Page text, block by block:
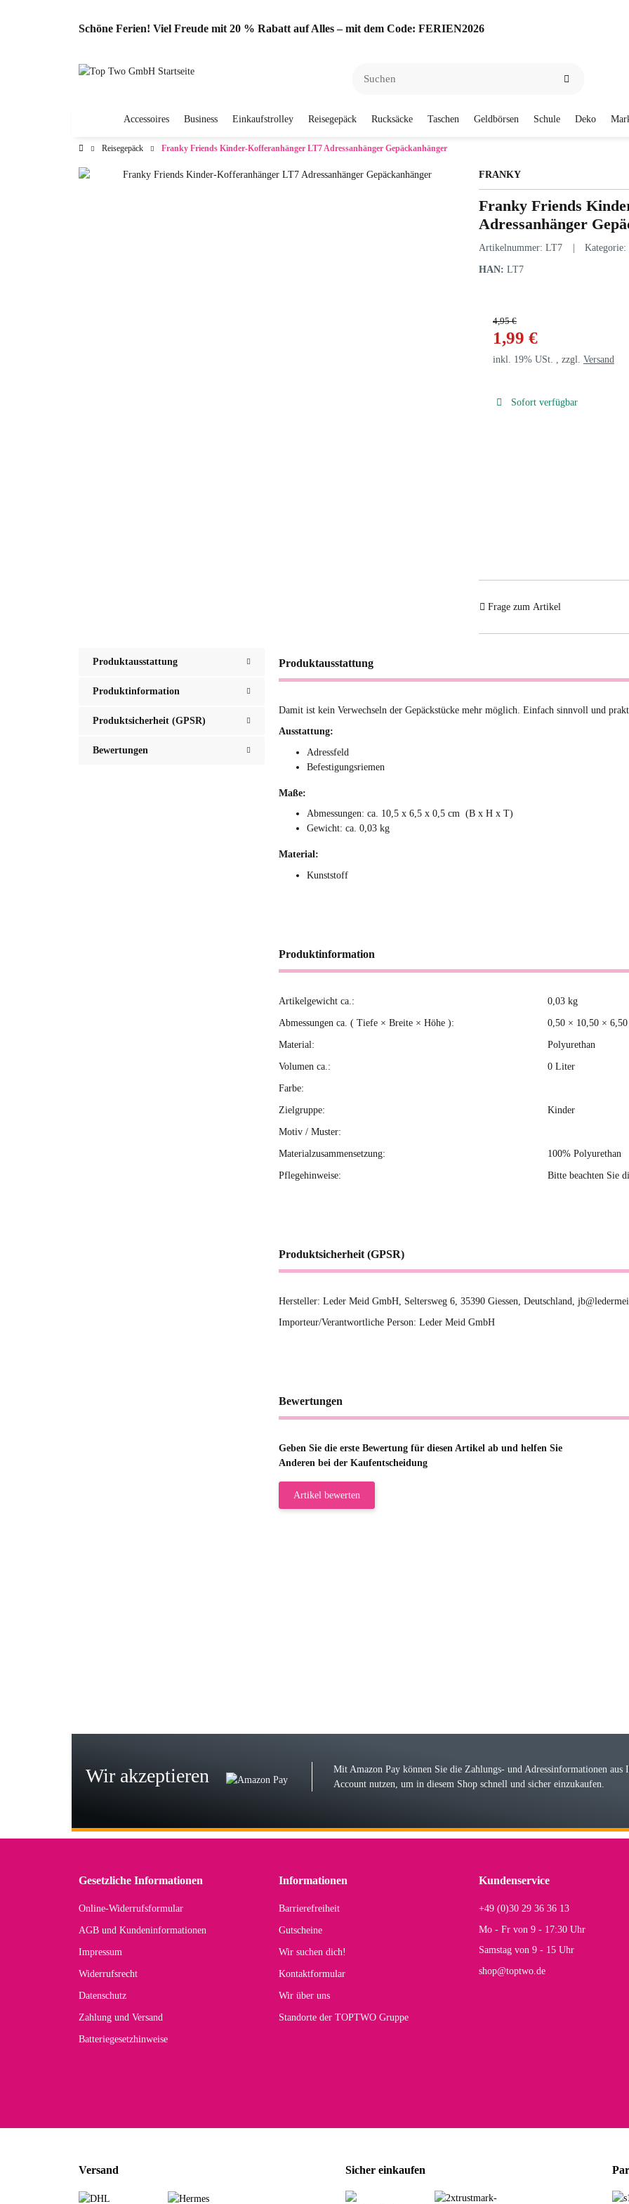
Schöne Ferien! Viel Freude mit 20 % Rabatt auf Alles – mit dem Code: FERIEN2026
Accessoires Business Einkaufstrolley Reisegepäck Rucksäcke Taschen Geldbörsen Schule Deko
Reisegepäck Franky Friends Kinder-Kofferanhänger LT7 Adressanhänger Gepäckanhänger
FRANKY
Franky Friends
Adressanhänger
Artikelnummer: LT7 Kategorie:
HAN: LT7
4,95 €
1,99 €
inkl. 19% USt. , zzgl. Versand
Sofort verfügbar
Frage zum Artikel
Produktausstattung
Produktinformation
Produktsicherheit (GPSR)
Bewertungen
Produktausstattung
Damit ist kein Verwechseln der Gepäckstücke mehr möglich. Einfach sinnvoll und
Ausstattung:
Adressfeld
Befestigungsriemen
Maße:
Abmessungen: ca. 10,5 x 6,5 x 0,5 cm (B x H x T)
Gewicht: ca. 0,03 kg
Material:
Kunststoff
Produktinformation
Produkteigenschaft
Wert
Artikelgewicht ca.: 0,03 kg
Abmessungen ca. ( Tiefe × Breite × Höhe ): 0,50 × 10,50 ×
Material: Polyurethan
Volumen ca.: 0 Liter
Farbe:
Zielgruppe: Kinder
Motiv / Muster:
Materialzusammensetzung: 100% Polyurethan
Pflegehinweise: Bitte beachten Sie
Produktsicherheit (GPSR)
Hersteller: Leder Meid GmbH, Seltersweg 6, 35390 Giessen, Deutschland,
Importeur/Verantwortliche Person: Leder Meid GmbH
Bewertungen
Geben Sie die erste Bewertung für diesen Artikel ab und helfen Sie
Anderen bei der Kaufentscheidung
Artikel bewerten
Der Koffer macht einen sehr soliden Eindruck. Die Zuverlässigkeit muss sich noch in
Hans E
Wir akzeptieren
Mit Amazon Pay können Sie die Zahlungs- und Adressinformationen aus
Account nutzen, um in diesem Shop schnell und sicher einzukaufen.
Gesetzliche Informationen
Online-Widerrufsformular
AGB und Kundeninformationen
Impressum
Widerrufsrecht
Datenschutz
Zahlung und Versand
Batteriegesetzhinweise
Informationen
Barrierefreiheit
Gutscheine
Wir suchen dich!
Kontaktformular
Wir über uns
Standorte der TOPTWO Gruppe
Kundenservice
+49 (0)30 29 36 36 13
Mo - Fr von 9 - 17:30 Uhr
Samstag von 9 - 15 Uhr
shop@toptwo.de
Versand Sicher einkaufen